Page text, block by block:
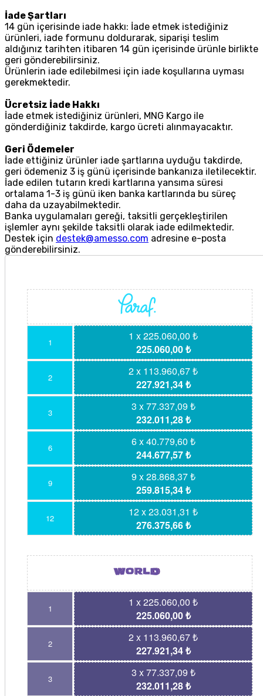
İade Şartları
14 gün içerisinde iade hakkı: İade etmek istediğiniz
ürünleri, iade formunu doldurarak, siparişi teslim
aldığınız tarihten itibaren 14 gün içerisinde ürünle birlikte
geri gönderebilirsiniz.
Ürünlerin iade edilebilmesi için iade koşullarına uyması
gerekmektedir.
Ücretsiz İade Hakkı
İade etmek istediğiniz ürünleri, MNG Kargo ile
gönderdiğiniz takdirde, kargo ücreti alınmayacaktır.
Geri Ödemeler
İade ettiğiniz ürünler iade şartlarına uyduğu takdirde,
geri ödemeniz 3 iş günü içerisinde bankanıza iletilecektir.
İade edilen tutarın kredi kartlarına yansıma süresi
ortalama 1-3 iş günü iken banka kartlarında bu süreç
daha da uzayabilmektedir.
Banka uygulamaları gereği, taksitli gerçekleştirilen
işlemler aynı şekilde taksitli olarak iade edilmektedir.
Destek için destek@amesso.com adresine e-posta
gönderebilirsiniz.
1
1 x 225.060,00 ₺
225.060,00 ₺
2
2 x 113.960,67 ₺
227.921,34 ₺
3
3 x 77.337,09 ₺
232.011,28 ₺
6
6 x 40.779,60 ₺
244.677,57 ₺
9
9 x 28.868,37 ₺
259.815,34 ₺
12
12 x 23.031,31 ₺
276.375,66 ₺
1
1 x 225.060,00 ₺
225.060,00 ₺
2
2 x 113.960,67 ₺
227.921,34 ₺
3
3 x 77.337,09 ₺
232.011,28 ₺